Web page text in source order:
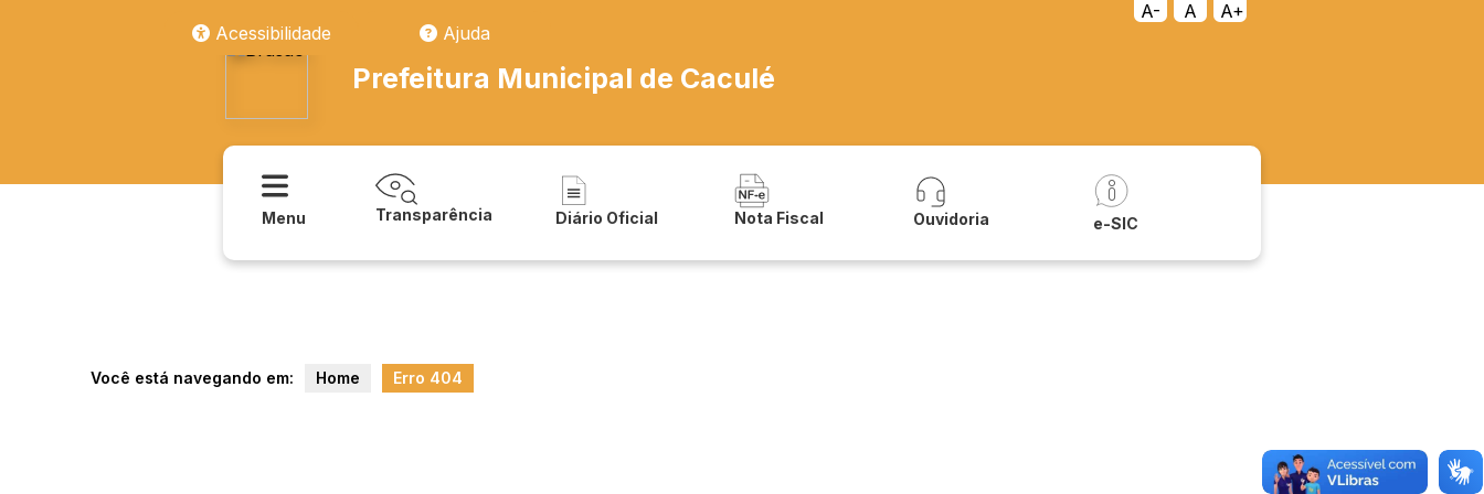
A- A
A+
Acessibilidade
Ajuda
Prefeitura Municipal de Caculé
Menu Transparência Diário Oficial Nota Fiscal Ouvidoria e-SIC
Você está navegando em: Home Erro 404